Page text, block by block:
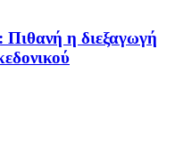
η διεξαγωγή